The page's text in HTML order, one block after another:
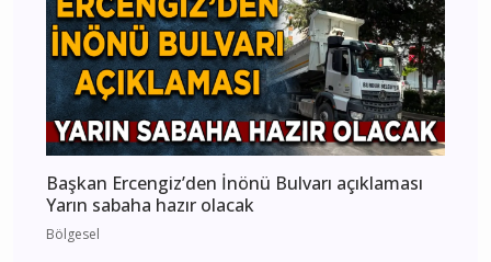
Başkan Ercengiz’den İnönü Bulvarı açıklaması
Yarın sabaha hazır olacak
Bölgesel